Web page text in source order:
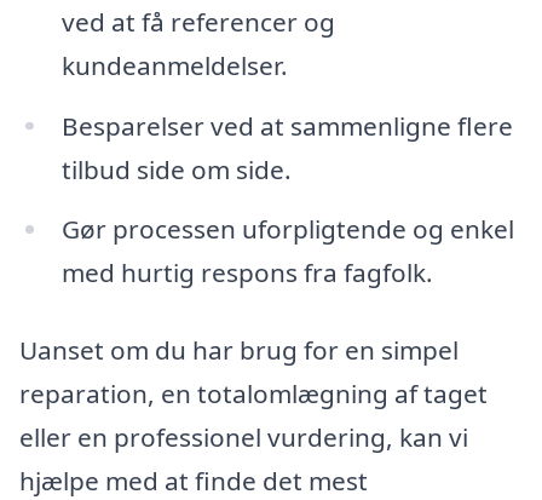
ved at få referencer og
kundeanmeldelser.
Besparelser ved at sammenligne flere
tilbud side om side.
Gør processen uforpligtende og enkel
med hurtig respons fra fagfolk.
Uanset om du har brug for en simpel
reparation, en totalomlægning af taget
eller en professionel vurdering, kan vi
hjælpe med at finde det mest